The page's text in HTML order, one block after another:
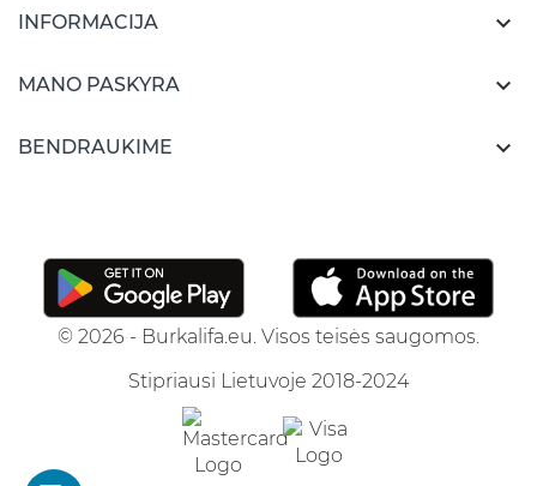
INFORMACIJA 
MANO PASKYRA 
BENDRAUKIME 
© 2026 - Burkalifa.eu. Visos teisės saugomos.
Stipriausi Lietuvoje 2018-2024